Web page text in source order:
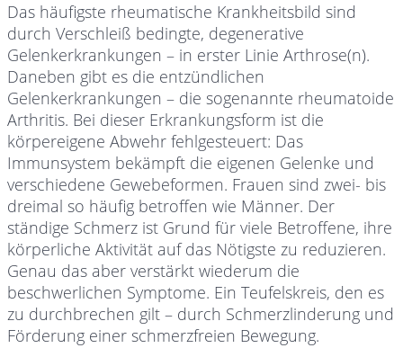
Das häufigste rheumatische Krankheitsbild sind
durch Verschleiß bedingte, degenerative
Gelenkerkrankungen – in erster Linie Arthrose(n).
Daneben gibt es die entzündlichen
Gelenkerkrankungen – die sogenannte rheumatoide
Arthritis. Bei dieser Erkrankungsform ist die
körpereigene Abwehr fehlgesteuert: Das
Immunsystem bekämpft die eigenen Gelenke und
verschiedene Gewebeformen. Frauen sind zwei- bis
dreimal so häufig betroffen wie Männer. Der
ständige Schmerz ist Grund für viele Betroffene, ihre
körperliche Aktivität auf das Nötigste zu reduzieren.
Genau das aber verstärkt wiederum die
beschwerlichen Symptome. Ein Teufelskreis, den es
zu durchbrechen gilt – durch Schmerzlinderung und
Förderung einer schmerzfreien Bewegung.